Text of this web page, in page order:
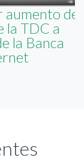
aumento de
la TDC a
la Banca